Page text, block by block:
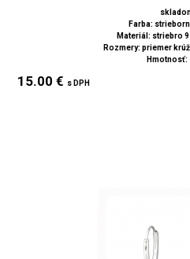
Farba:
Materiál: striebro
Rozmery: priemer
Hmotnosť:
15.00 € s DPH